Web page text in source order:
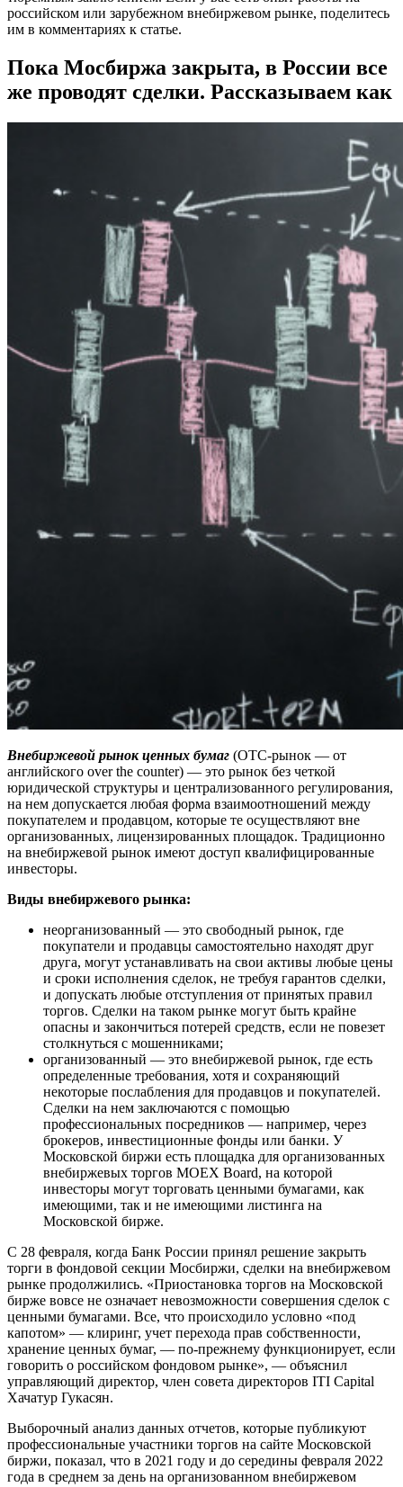
российском или зарубежном внебиржевом рынке, поделитесь
им в комментариях к статье.
Пока Мосбиржа закрыта, в России все
же проводят сделки. Рассказываем как
Внебиржевой рынок ценных бумаг (OTC-рынок — от
английского over the counter) — это рынок без четкой
юридической структуры и централизованного регулирования,
на нем допускается любая форма взаимоотношений между
покупателем и продавцом, которые те осуществляют вне
организованных, лицензированных площадок. Традиционно
на внебиржевой рынок имеют доступ квалифицированные
инвесторы.
Виды внебиржевого рынка:
неорганизованный — это свободный рынок, где
покупатели и продавцы самостоятельно находят друг
друга, могут устанавливать на свои активы любые цены
и сроки исполнения сделок, не требуя гарантов сделки,
и допускать любые отступления от принятых правил
торгов. Сделки на таком рынке могут быть крайне
опасны и закончиться потерей средств, если не повезет
столкнуться с мошенниками;
организованный — это внебиржевой рынок, где есть
определенные требования, хотя и сохраняющий
некоторые послабления для продавцов и покупателей.
Сделки на нем заключаются с помощью
профессиональных посредников — например, через
брокеров, инвестиционные фонды или банки. У
Московской биржи есть площадка для организованных
внебиржевых торгов MOEX Board, на которой
инвесторы могут торговать ценными бумагами, как
имеющими, так и не имеющими листинга на
Московской бирже.
С 28 февраля, когда Банк России принял решение закрыть
торги в фондовой секции Мосбиржи, сделки на внебиржевом
рынке продолжились. «Приостановка торгов на Московской
бирже вовсе не означает невозможности совершения сделок с
ценными бумагами. Все, что происходило условно «под
капотом» — клиринг, учет перехода прав собственности,
хранение ценных бумаг, — по-прежнему функционирует, если
говорить о российском фондовом рынке», — объяснил
управляющий директор, член совета директоров ITI Capital
Хачатур Гукасян.
Выборочный анализ данных отчетов, которые публикуют
профессиональные участники торгов на сайте Московской
биржи, показал, что в 2021 году и до середины февраля 2022
года в среднем за день на организованном внебиржевом